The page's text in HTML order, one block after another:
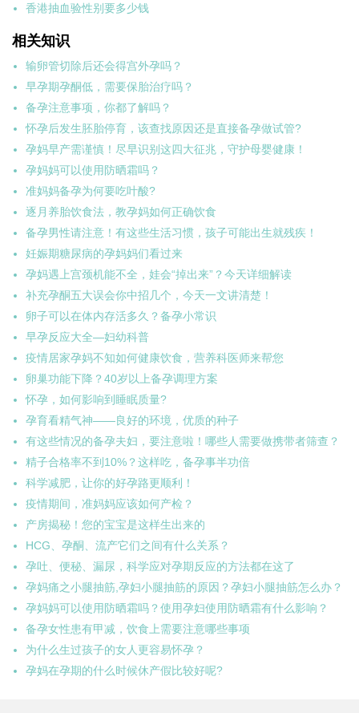
香港抽血验性别要多少钱
相关知识
输卵管切除后还会得宫外孕吗？
早孕期孕酮低，需要保胎治疗吗？
备孕注意事项，你都了解吗？
怀孕后发生胚胎停育，该查找原因还是直接备孕做试管?
孕妈早产需谨慎！尽早识别这四大征兆，守护母婴健康！
孕妈妈可以使用防晒霜吗？
准妈妈备孕为何要吃叶酸?
逐月养胎饮食法，教孕妈如何正确饮食
备孕男性请注意！有这些生活习惯，孩子可能出生就残疾！
妊娠期糖尿病的孕妈妈们看过来
孕妈遇上宫颈机能不全，娃会“掉出来”？今天详细解读
补充孕酮五大误会你中招几个，今天一文讲清楚！
卵子可以在体内存活多久？备孕小常识
早孕反应大全—妇幼科普
疫情居家孕妈不知如何健康饮食，营养科医师来帮您
卵巢功能下降？40岁以上备孕调理方案
怀孕，如何影响到睡眠质量?
孕育看精气神——良好的环境，优质的种子
有这些情况的备孕夫妇，要注意啦！哪些人需要做携带者筛查？
精子合格率不到10%？这样吃，备孕事半功倍
科学减肥，让你的好孕路更顺利！
疫情期间，准妈妈应该如何产检？
产房揭秘！您的宝宝是这样生出来的
HCG、孕酮、流产它们之间有什么关系？
孕吐、便秘、漏尿，科学应对孕期反应的方法都在这了
孕妈痛之小腿抽筋,孕妇小腿抽筋的原因？孕妇小腿抽筋怎么办？
孕妈妈可以使用防晒霜吗？使用孕妇使用防晒霜有什么影响？
备孕女性患有甲减，饮食上需要注意哪些事项
为什么生过孩子的女人更容易怀孕？
孕妈在孕期的什么时候休产假比较好呢?